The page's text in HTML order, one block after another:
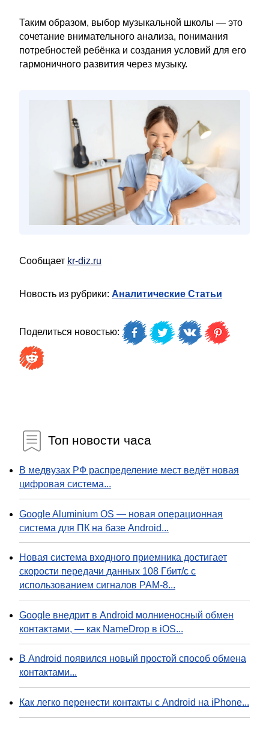
Таким образом, выбор музыкальной школы — это
сочетание внимательного анализа, понимания
потребностей ребёнка и создания условий для его
гармоничного развития через музыку.
Сообщает kr-diz.ru
Новость из рубрики: Аналитические Статьи
Поделиться новостью:
Топ новости часа
В медвузах РФ распределение мест ведёт новая
цифровая система...
Google Aluminium OS — новая операционная
система для ПК на базе Android...
Новая система входного приемника достигает
скорости передачи данных 108 Гбит/с с
использованием сигналов PAM-8...
Google внедрит в Android молниеносный обмен
контактами, — как NameDrop в iOS...
В Android появился новый простой способ обмена
контактами...
Как легко перенести контакты с Android на iPhone...